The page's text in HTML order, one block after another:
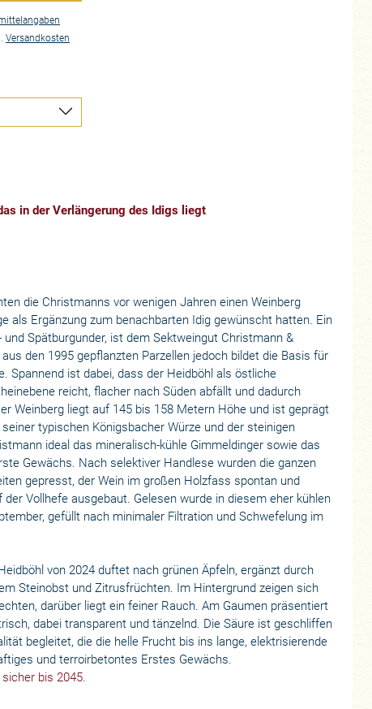
Versandkosten
in der Verlängerung des Idigs liegt
die Christmanns vor wenigen Jahren einen Weinberg
als Ergänzung zum benachbarten Idig gewünscht hatten. Ein
Spätburgunder, ist dem Sektweingut Christmann &
den 1995 gepflanzten Parzellen jedoch bildet die Basis für
Spannend ist dabei, dass der Heidböhl als östliche
reicht, flacher nach Süden abfällt und dadurch
Weinberg liegt auf 145 bis 158 Metern Höhe und ist geprägt
typischen Königsbacher Würze und der steinigen
ideal das mineralisch-kühle Gimmeldinger sowie das
Gewächs. Nach selektiver Handlese wurden die ganzen
gepresst, der Wein im großen Holzfass spontan und
Vollhefe ausgebaut. Gelesen wurde in diesem eher kühlen
gefüllt nach minimaler Filtration und Schwefelung im
von 2024 duftet nach grünen Äpfeln, ergänzt durch
Steinobst und Zitrusfrüchten. Im Hintergrund zeigen sich
darüber liegt ein feiner Rauch. Am Gaumen präsentiert
dabei transparent und tänzelnd. Die Säure ist geschliffen
begleitet, die die helle Frucht bis ins lange, elektrisierende
und terroirbetontes Erstes Gewächs.
bis 2045.